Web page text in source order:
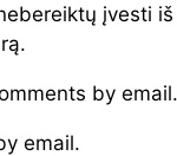
įvesti
by email.
email.